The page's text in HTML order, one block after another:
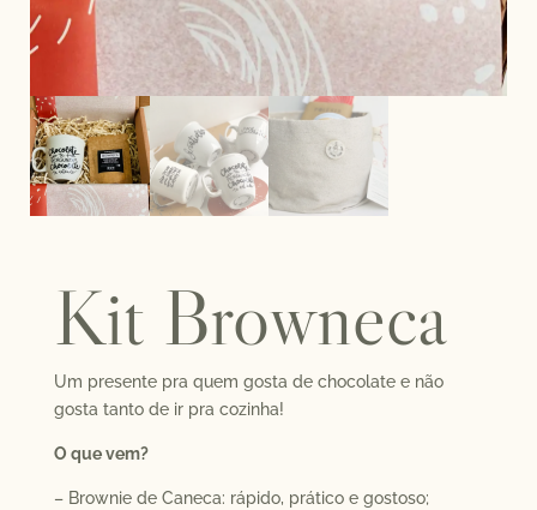
Kit Browneca
Um presente pra quem gosta de chocolate e não
gosta tanto de ir pra cozinha!
O que vem?
– Brownie de Caneca: rápido, prático e gostoso;